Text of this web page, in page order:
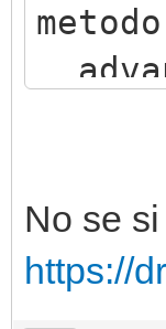
No se
https://